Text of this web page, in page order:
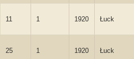
11 1 1920 Łuck
25 1 1920 Łuck